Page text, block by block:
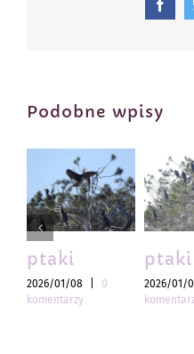
Podobne wpisy
ptaki
2026/01/08
0
komentarzy
ptaki
2026/01/